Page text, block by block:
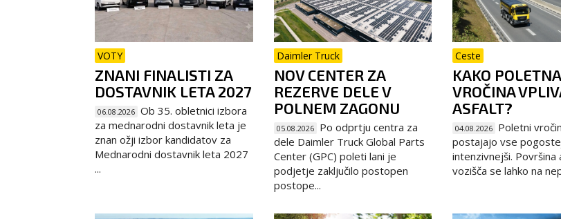
VOTY
ZNANI FINALISTI ZA
DOSTAVNIK LETA 2027
06.08.2026 Ob 35. obletnici izbora
za mednarodni dostavnik leta je
znan ožji izbor kandidatov za
Mednarodni dostavnik leta 2027
...
Daimler Truck
NOV CENTER ZA
REZERVE DELE V
POLNEM ZAGONU
05.08.2026
Po odprtju centra za
dele Daimler Truck Global Parts
Center (GPC) poleti lani je
podjetje zaključilo postopen
postope...
Ceste
KAKO POLETNA
VROČINA
ASFALT?
04.08.2026 Poletni
postajajo vse
intenzivnejši. Površina
vozišča se lahko na